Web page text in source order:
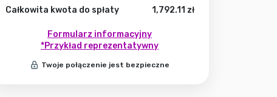
Całkowita kwota do spłaty
1,792.11 zł
Formularz informacyjny
*Przykład reprezentatywny
Twoje połączenie jest bezpieczne